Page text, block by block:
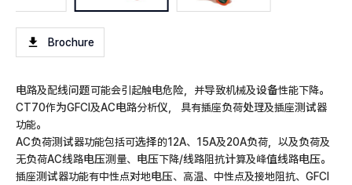
Brochure
电路及配线问题可能会引起触电危险，并导致机械及设备性能下降。
CT70作为GFCI及AC电路分析仪， 具有插座负荷处理及插座测试器
功能。
AC负荷测试器功能包括可选择的12A、15A及20A负荷，以及负荷及
无负荷AC线路电压测量、电压下降/线路阻抗计算及峰值线路电压。
插座测试器功能有中性点对地电压、高温、中性点及接地阻抗、GFCI